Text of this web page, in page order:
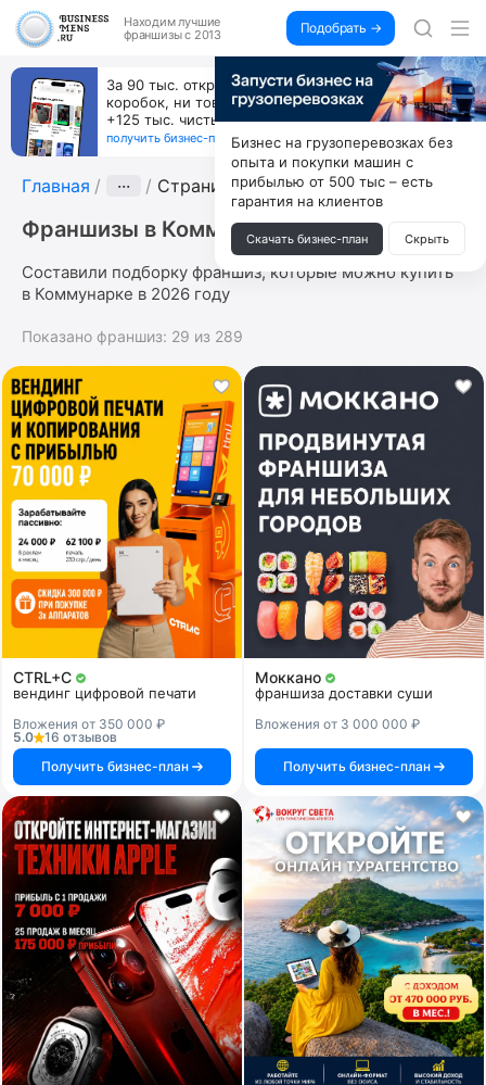
Находим лучшие
франшизы с 2013
Подобрать →
За 90 тыс. открой магазин на Авито, дома ни
коробок, ни товара, ни склада, зато каждый месяц
+125 тыс. чистыми
получить бизнес-план ↓
Главная ··· Страница 5
Франшизы в Коммунарке
Составили подборку франшиз, которые можно купить
в Коммунарке в 2026 году
Показано франшиз: 29 из 289
CTRL+C
вендинг цифровой печати
Вложения от 350 000 ₽
5.0
16 отзывов
Получить бизнес-план
Моккано
франшиза доставки суши
Вложения от 3 000 000 ₽
Получить бизнес-план
Бизнес на грузоперевозках без
опыта и покупки машин с
прибылью от 500 тыс – есть
гарантия на клиентов
Скачать бизнес-план Скрыть